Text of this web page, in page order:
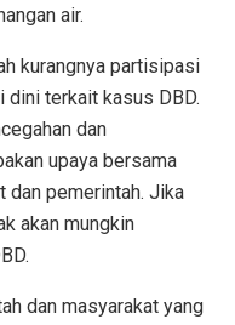
air.
kurangnya partisipasi
dini terkait kasus DBD.
dan
upaya bersama
dan pemerintah. Jika
akan mungkin
dan masyarakat yang